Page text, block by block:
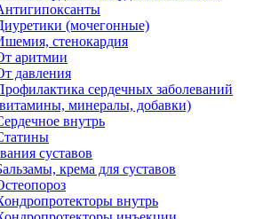
(мочегонные)
стенокардия
аритмии
давления
сердечных заболеваний
минералы, добавки)
внутрь
суставов
крема для суставов
внутрь